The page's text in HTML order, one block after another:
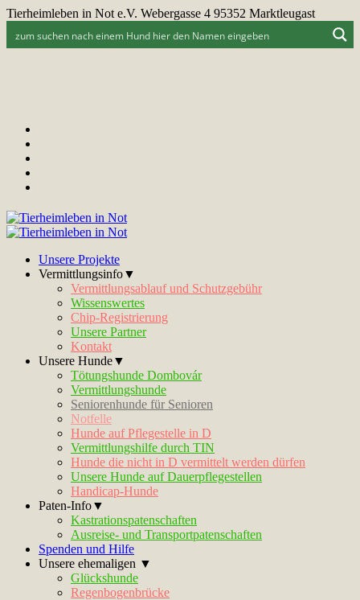
Tierheimleben in Not e.V. Webergasse 4 95352 Marktleugast
Unsere Projekte
Vermittlungsinfo▼
Vermittlungsablauf und Schutzgebühr
Wissenswertes
Chip-Registrierung
Unsere Partner
Kontakt
Unsere Hunde▼
Tötungshunde Dombovár
Vermittlungshunde
Seniorenhunde für Senioren
Notfelle
Hunde auf Pflegestelle in D
Vermittlungshilfe durch TIN
Hunde die nicht in D vermittelt werden dürfen
Unsere Hunde auf Dauerpflegestellen
Handicap-Hunde
Paten-Info▼
Kastrationspatenschaften
Ausreise- und Transportpatenschaften
Spenden und Hilfe
Unsere ehemaligen ▼
Glückshunde
Regenbogenbrücke